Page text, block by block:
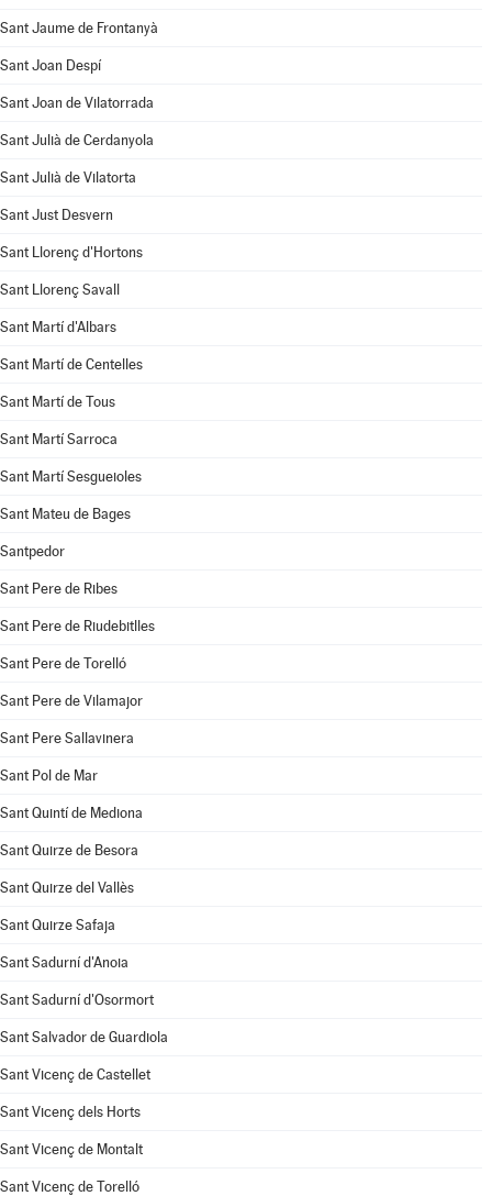
Sant Jaume de Frontanyà
Sant Joan Despí
Sant Joan de Vilatorrada
Sant Julià de Cerdanyola
Sant Julià de Vilatorta
Sant Just Desvern
Sant Llorenç d'Hortons
Sant Llorenç Savall
Sant Martí d'Albars
Sant Martí de Centelles
Sant Martí de Tous
Sant Martí Sarroca
Sant Martí Sesgueioles
Sant Mateu de Bages
Santpedor
Sant Pere de Ribes
Sant Pere de Riudebitlles
Sant Pere de Torelló
Sant Pere de Vilamajor
Sant Pere Sallavinera
Sant Pol de Mar
Sant Quintí de Mediona
Sant Quirze de Besora
Sant Quirze del Vallès
Sant Quirze Safaja
Sant Sadurní d'Anoia
Sant Sadurní d'Osormort
Sant Salvador de Guardiola
Sant Vicenç de Castellet
Sant Vicenç dels Horts
Sant Vicenç de Montalt
Sant Vicenç de Torelló